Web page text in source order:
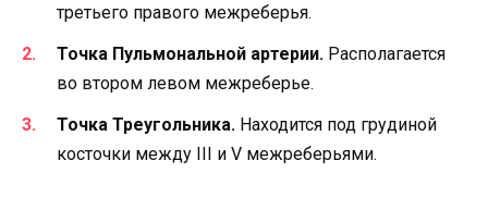
третьего правого межреберья.
Точка Пульмональной артерии. Располагается
во втором левом межреберье.
Точка Треугольника. Находится под грудиной
косточки между III и V межреберьями.